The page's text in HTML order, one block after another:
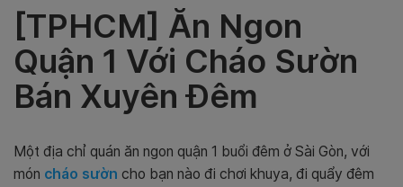
[TPHCM] Ăn Ngon
Quận 1 Với Cháo Sườn
Bán Xuyên Đêm
Một địa chỉ quán ăn ngon quận 1 buổi đêm ở Sài Gòn, với
món cháo sườn cho bạn nào đi chơi khuya, đi quẩy đêm